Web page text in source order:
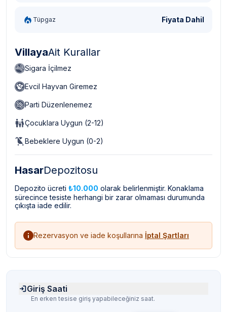
Tüpgaz Fiyata Dahil
VillayaAit Kurallar
Sigara İçilmez
Evcil Hayvan Giremez
Parti Düzenlenemez
Çocuklara Uygun (2-12)
Bebeklere Uygun (0-2)
HasarDepozitosu
Depozito ücreti ₺10.000 olarak belirlenmiştir. Konaklama
sürecince tesiste herhangi bir zarar olmaması durumunda
çıkışta iade edilir.
Rezervasyon ve iade koşullarına İptal Şartları
Giriş Saati
En erken tesise giriş yapabileceğiniz saat.